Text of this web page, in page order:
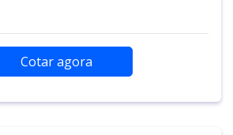
Cotar agora